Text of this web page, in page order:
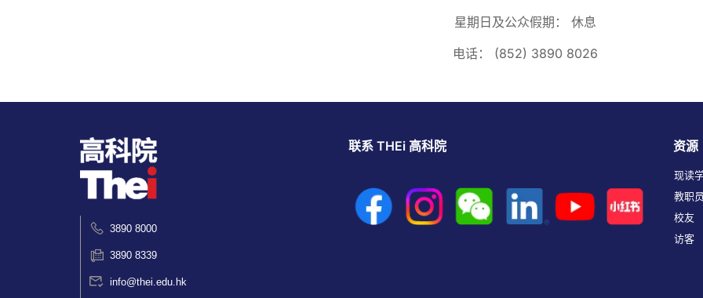
星期日及公众假期：
休息
电话：
(852) 3890 8026
3890 8000
3890 8339
info@thei.edu.hk
联系 THEi 高科院 资源
现读
教职
校友
访客